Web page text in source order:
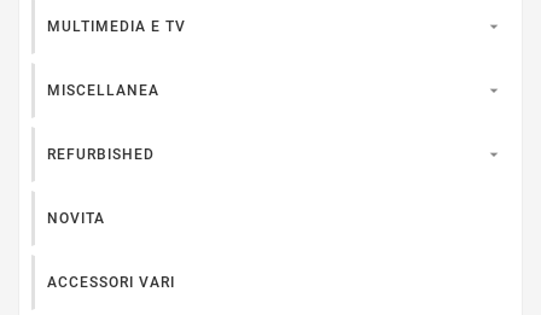
MULTIMEDIA E TV 
MISCELLANEA 
REFURBISHED 
NOVITA
ACCESSORI VARI